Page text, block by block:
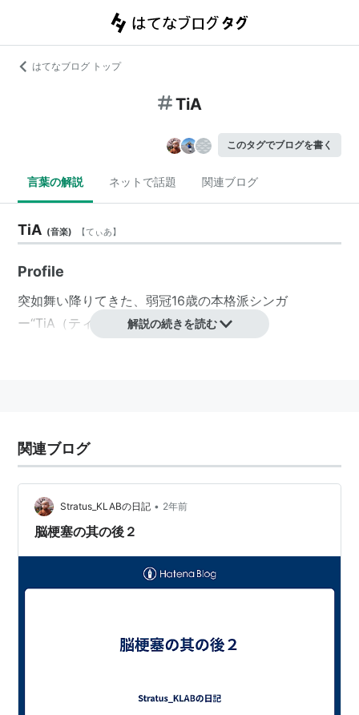
はてなブログ トップ
TiA
このタグでブログを書く
言葉の解説 ネットで話題 関連ブログ
TiA (音楽) 【てぃあ】
Profile
突如舞い降りてきた、弱冠16歳の本格派シンガ
ー“TiA（ティア）”。
生年月日 ・・・ 1987/ 06/ 11
出身地 ・・・ 神奈川県横浜市
Discography
Every time(CCCD)
解説の続きを読む
関連ブログ
Stratus_KLABの日記 • 2年前
脳梗塞の其の後２